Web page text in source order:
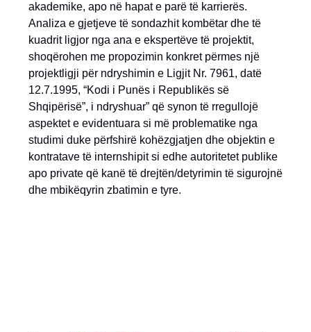
akademike, apo në hapat e parë të karrierës.
Analiza e gjetjeve të sondazhit kombëtar dhe të
kuadrit ligjor nga ana e ekspertëve të projektit,
shoqërohen me propozimin konkret përmes një
projektligji për ndryshimin e Ligjit Nr. 7961, datë
12.7.1995, “Kodi i Punës i Republikës së
Shqipërisë”, i ndryshuar” që synon të rregullojë
aspektet e evidentuara si më problematike nga
studimi duke përfshirë kohëzgjatjen dhe objektin e
kontratave të internshipit si edhe autoritetet publike
apo private që kanë të drejtën/detyrimin të sigurojnë
dhe mbikëqyrin zbatimin e tyre.